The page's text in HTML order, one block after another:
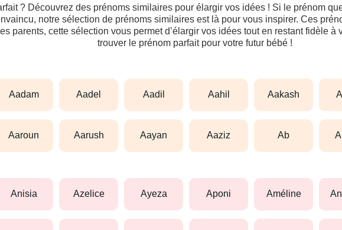
? Découvrez des prénoms similaires pour élargir vos idées ! Si le prénom
notre sélection de prénoms similaires est là pour vous inspirer. Ces
parents, cette sélection vous permet d’élargir vos idées tout en restant fidèle
trouver le prénom parfait pour votre futur bébé !
aadam aadel aadil aahil aakash
aaroun aarush aayan aaziz ab
anisia azelice ayeza aponi améline